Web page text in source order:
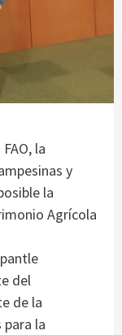
la
y
la
Agrícola
del
de la
para la